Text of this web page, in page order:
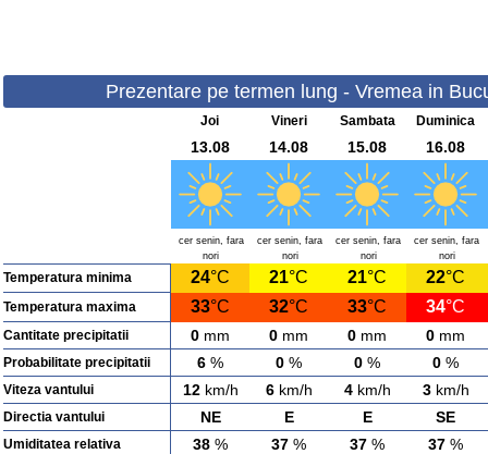
Prezentare pe termen lung - Vremea in
Joi Vineri Sambata Duminica
13.08 14.08 15.08 16.08
cer senin, fara
nori
cer senin, fara
nori
cer senin, fara
nori
cer senin, fara
nori
Temperatura minima 24°C 21°C 21°C 22°C
Temperatura maxima 33°C 32°C 33°C 34°C
Cantitate precipitatii 0 mm 0 mm 0 mm 0 mm
Probabilitate precipitatii 6 % 0 % 0 % 0 %
Viteza vantului 12km/h 6km/h 4km/h 3km/h
Directia vantului NE E E SE
Umiditatea relativa 38 % 37 % 37 % 37 %